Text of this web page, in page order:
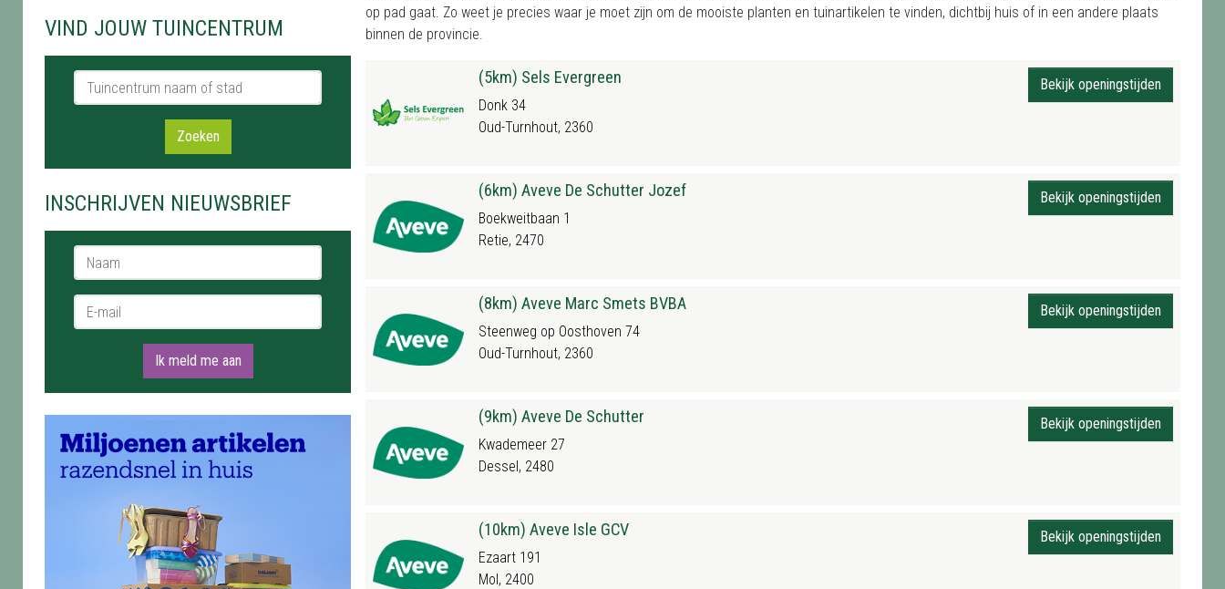
VIND JOUW TUINCENTRUM
Tuincentrum naam of stad
Zoeken
INSCHRIJVEN NIEUWSBRIEF
Naam *
E-mail *
Ik meld me aan
op pad gaat. Zo weet je precies waar je moet zijn om de mooiste planten en tuinartikelen te vinden, dichtbij huis of in een andere plaats
binnen de provincie.
(5km) Sels Evergreen
Donk 34
Oud-Turnhout, 2360
Bekijk openingstijden
(6km) Aveve De Schutter Jozef
Boekweitbaan 1
Retie, 2470
Bekijk openingstijden
(8km) Aveve Marc Smets BVBA
Steenweg op Oosthoven 74
Oud-Turnhout, 2360
Bekijk openingstijden
(9km) Aveve De Schutter
Kwademeer 27
Dessel, 2480
Bekijk openingstijden
(10km) Aveve Isle GCV
Ezaart 191
Mol, 2400
Bekijk openingstijden